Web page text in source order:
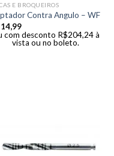
E BROQUEIROS
Contra Angulo – WF
com desconto R$204,24à
vista ou no boleto.